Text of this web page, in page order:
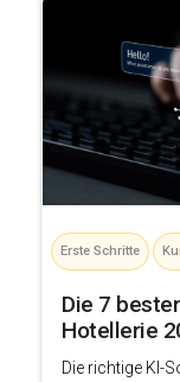
Erste Schritte
Die 7
Hotellerie
Die richtige KI-